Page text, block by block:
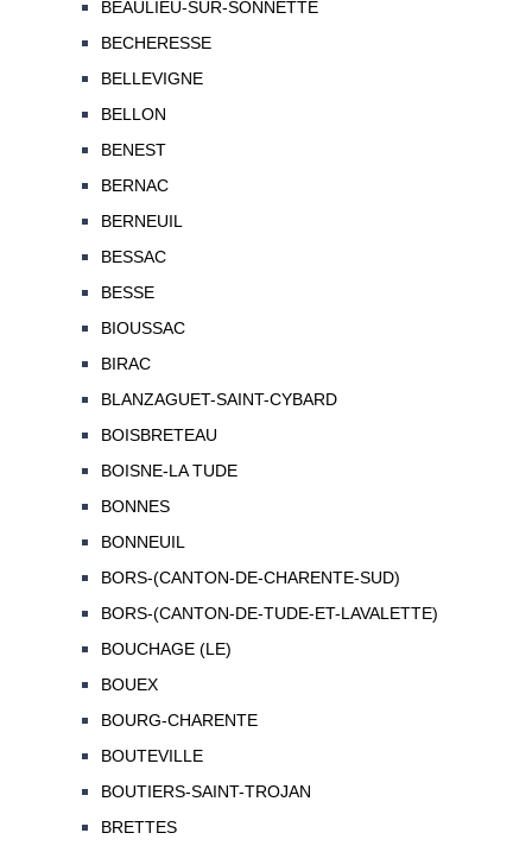
BEAULIEU-SUR-SONNETTE
BECHERESSE
BELLEVIGNE
BELLON
BENEST
BERNAC
BERNEUIL
BESSAC
BESSE
BIOUSSAC
BIRAC
BLANZAGUET-SAINT-CYBARD
BOISBRETEAU
BOISNE-LA TUDE
BONNES
BONNEUIL
BORS-(CANTON-DE-CHARENTE-SUD)
BORS-(CANTON-DE-TUDE-ET-LAVALETTE)
BOUCHAGE (LE)
BOUEX
BOURG-CHARENTE
BOUTEVILLE
BOUTIERS-SAINT-TROJAN
BRETTES